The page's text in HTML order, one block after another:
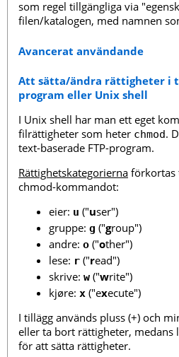
som regel tillgängliga via
filen/katalogen, med namnen
Avancerat användande
Att sätta/ändra rättigheter i
program eller Unix shell
I Unix shell har man ett eget
filrättigheter som heter chmod.
text-baserade FTP-program.
Rättighetskategorierna förkortas
chmod-kommandot:
eier: u ("user")
gruppe: g ("group")
andre: o ("other")
lese: r ("read")
skrive: w ("write")
kjøre: x ("execute")
I tillägg används pluss (+) och
eller ta bort rättigheter, medans
för att sätta rättigheter.